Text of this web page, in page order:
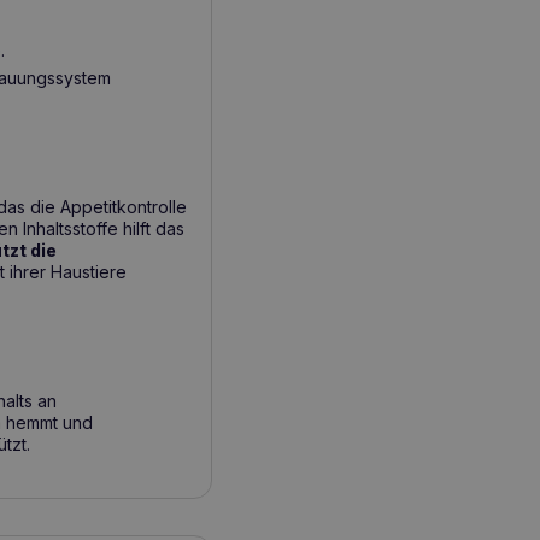
die Appetitkontrolle
Inhaltsstoffe hilft das
die
ihrer Haustiere
an
und